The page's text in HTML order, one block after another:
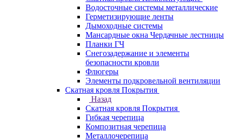
Водосточные системы металлические
Герметизирующие ленты
Дымоходные системы
Мансардные окна Чердачные лестницы
Планки ГЧ
Снегозадержание и элементы
безопасности кровли
Флюгеры
Элементы подкровельной вентиляции
Скатная кровля Покрытия
Назад
Скатная кровля Покрытия
Гибкая черепица
Композитная черепица
Металлочерепица